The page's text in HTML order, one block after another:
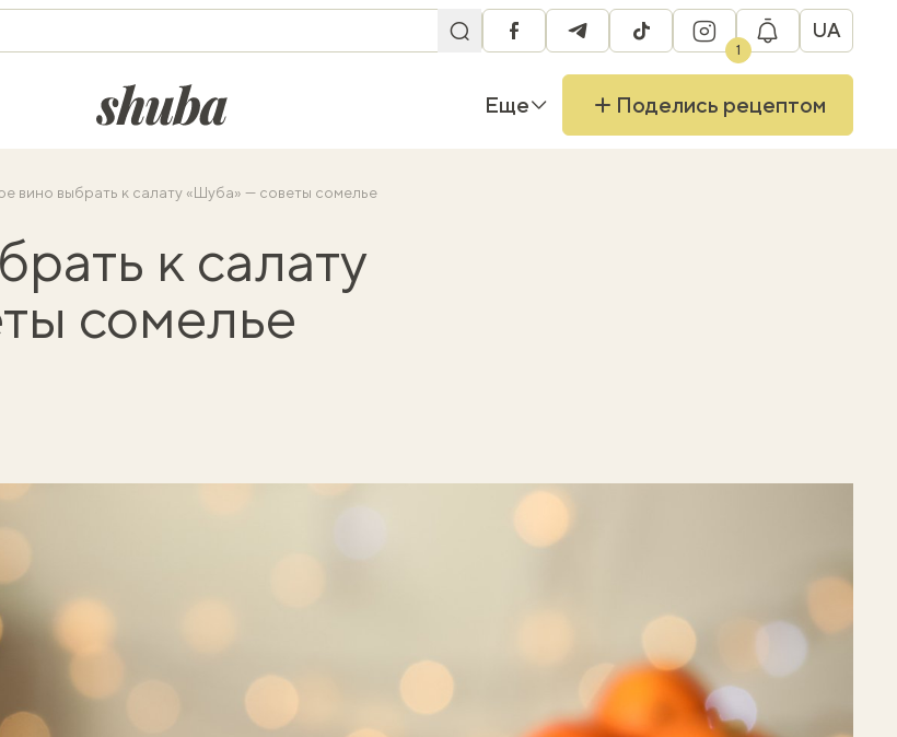
facebooktelegramtiktok instagram
1
UA
shuba.life Еще Поделись рецептом
вино выбрать к салату «Шуба» — советы сомелье
к салату
сомелье